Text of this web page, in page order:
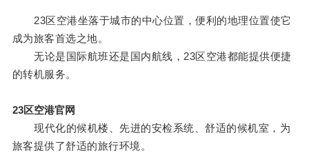
23区空港坐落于城市的中心位置，便利的地理位置使它
成为旅客首选之地。
无论是国际航班还是国内航线，23区空港都能提供便捷
的转机服务。
23区空港官网
现代化的候机楼、先进的安检系统、舒适的候机室，为
旅客提供了舒适的旅行环境。